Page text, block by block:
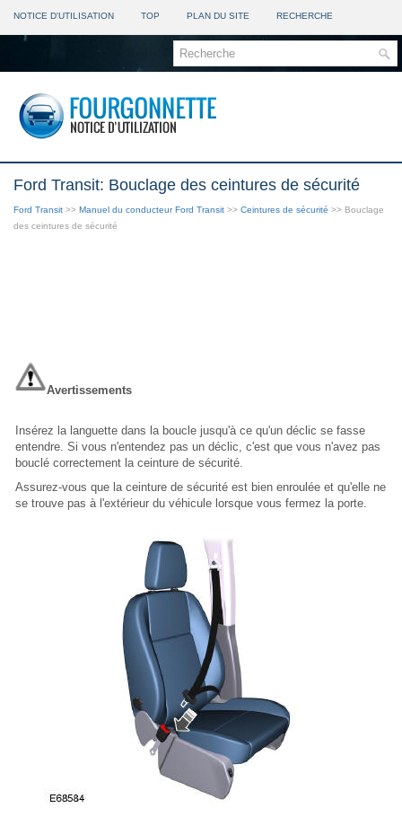
NOTICE D'UTILISATION TOP PLAN DU SITE RECHERCHE
Ford Transit: Bouclage des ceintures de sécurité
Ford Transit >> Manuel du conducteur Ford Transit >> Ceintures de sécurité >> Bouclage
des ceintures de sécurité
Avertissements
Insérez la languette dans la boucle jusqu'à ce qu'un déclic se fasse
entendre. Si vous n'entendez pas un déclic, c'est que vous n'avez pas
bouclé correctement la ceinture de sécurité.
Assurez-vous que la ceinture de sécurité est bien enroulée et qu'elle ne
se trouve pas à l'extérieur du véhicule lorsque vous fermez la porte.